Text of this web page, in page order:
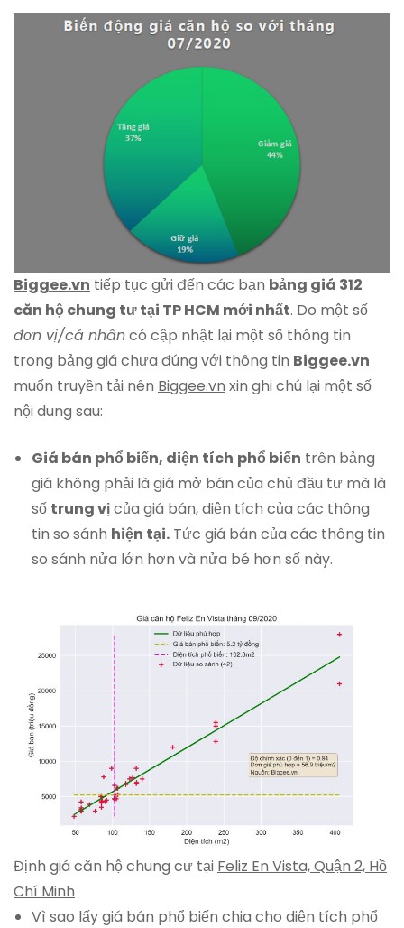
Biggee.vn tiếp tục gửi đến các bạn bảng giá 312
căn hộ chung tư tại TP HCM mới nhất. Do một số
đơn vị/cá nhâncó cập nhật lại một số thông tin
trong bảng giá chưa đúng với thông tin Biggee.vn
muốn truyền tải nên Biggee.vn xin ghi chú lại một số
nội dung sau:
Giá bán phổ biến, diện tích phổ biến trên bảng
giá không phải là giá mở bán của chủ đầu tư mà là
số trung vịcủa giá bán, diện tích của các thông
tin so sánh hiện tại. Tức giá bán của các thông tin
so sánh nửa lớn hơn và nửa bé hơn số này.
Định giá căn hộ chung cư tại Feliz En Vista, Quận 2, Hồ
Chí Minh
Vì sao lấy giá bán phổ biến chia cho diện tích phổ